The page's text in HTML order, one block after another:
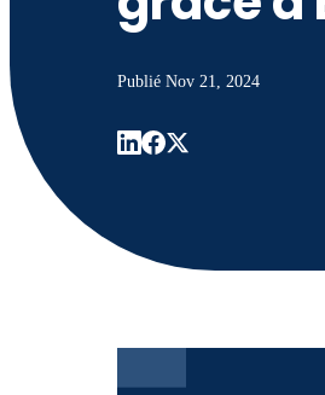
Publié Nov 21, 2024